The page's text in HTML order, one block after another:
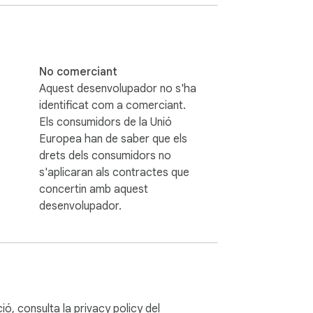
senzilla amb la nostra solució de
de fons funcioni les seves meravelles
aquests passos senzills per aconseguir
soroll de fons de l'àudio solia requerir
No comerciant
Aquest desenvolupador no s'ha
identificat com a comerciant.
Els consumidors de la Unió
Europea han de saber que els
drets dels consumidors no
s'aplicaran als contractes que
concertin amb aquest
desenvolupador.
consulta la privacy policydel